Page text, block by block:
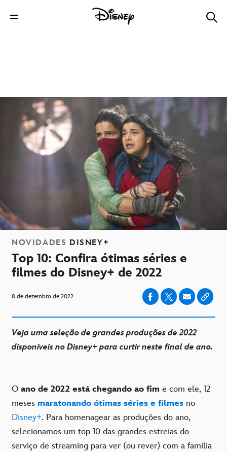
NOVIDADES DISNEY+
Top 10: Confira ótimas séries e
filmes do Disney+ de 2022
8 de dezembro de 2022
Veja uma seleção de grandes produções de 2022
disponíveis no Disney+ para curtir neste final de ano.
O ano de 2022 está chegando ao fim e com ele, 12
meses maratonando ótimas séries e filmes no
Disney+. Para homenagear as produções do ano,
selecionamos um top 10 das grandes estreias do
serviço de streaming para ver (ou rever) com a família